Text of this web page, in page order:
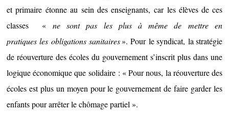
et primaire étonne au sein des enseignants, car les élèves de ces
classes «ne sont pas les plus à même de mettre en
pratiques les obligations sanitaires». Pour le syndicat, la stratégie
de réouverture des écoles du gouvernement s’inscrit plus dans une
logique économique que solidaire : « Pour nous, la réouverture des
écoles est plus un moyen pour le gouvernement de faire garder les
enfants pour arrêter le chômage partiel ».